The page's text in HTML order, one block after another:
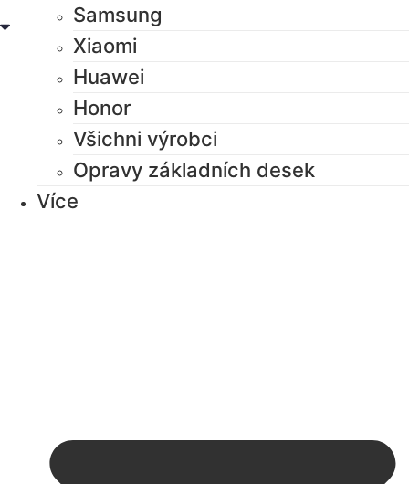
Samsung
Xiaomi
Huawei
Honor
Všichni výrobci
Opravy základních desek
Více